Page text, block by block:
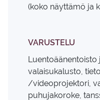
(koko näyttämö ja
VARUSTELU
Luentoäänentoisto
valaisukalusto,
/videoprojektori,
puhujakoroke,